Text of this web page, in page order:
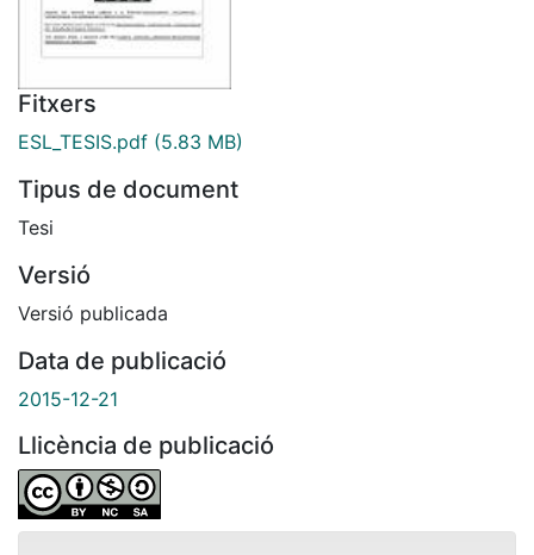
Fitxers
ESL_TESIS.pdf (5.83 MB)
Tipus de document
Tesi
Versió
Versió publicada
Data de publicació
2015-12-21
Llicència de publicació